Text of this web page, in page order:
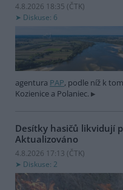
4.8.2026 18:35 (ČTK)
Diskuse: 6
agentura PAP, podle níž k
Kozienice a Polaniec.
Desítky hasičů likvidují
Aktualizováno
4.8.2026 17:13 (ČTK)
Diskuse: 2